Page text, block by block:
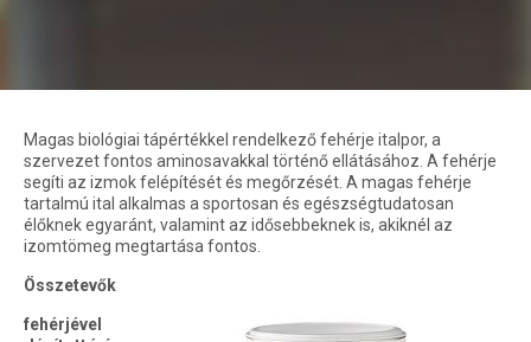
Magas biológiai tápértékkel rendelkező fehérje italpor, a
szervezet fontos aminosavakkal történő ellátásához. A fehérje
segíti az izmok felépítését és megőrzését. A magas fehérje
tartalmú ital alkalmas a sportosan és egészségtudatosan
élőknek egyaránt, valamint az idősebbeknek is, akiknél az
izomtömeg megtartása fontos.
Összetevők
fehérjével